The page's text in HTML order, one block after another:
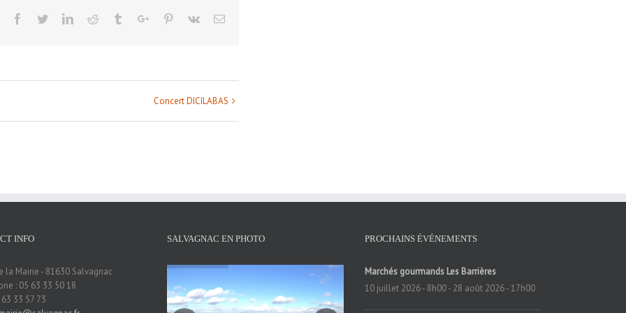
Facebook
TwitterLinkedinReddit TumblrGoogle+Pinterest
Vk Email
Concert DICILABAS
INFO
la Mairie - 81630 Salvagnac
: 05 63 33 50 18
33 57 73
SALVAGNAC EN PHOTO PROCHAINS ÉVÉNEMENTS
Marchés gourmands Les Barrières
10 juillet 2026 - 8h00- 28 août 2026 - 17h00